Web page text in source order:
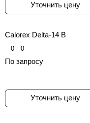
Уточнить цену
Calorex Delta-14 B
0 0
По запросу
Уточнить цену